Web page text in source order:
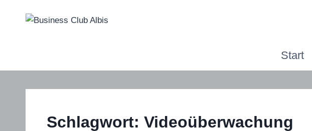
Start
Schlagwort: Videoüberwachung